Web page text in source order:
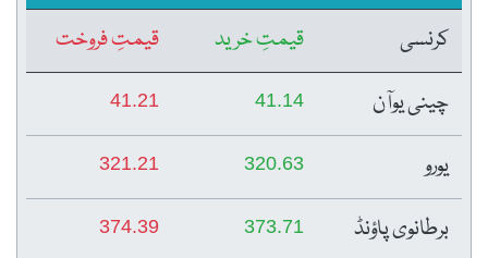
کرنسی
قیمتِ خرید
قیمتِ فروخت
چینی یوآن
41.14
41.21
یورو 320.63
321.21
برطانوی پاؤنڈ 373.71
374.39